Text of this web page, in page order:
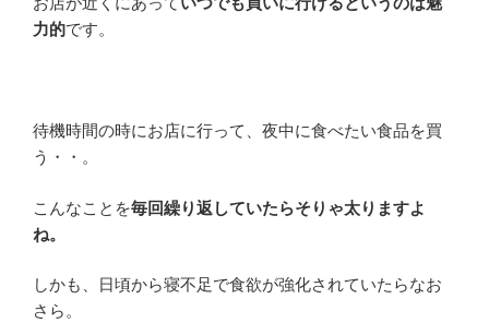
力的です。
待機時間の時にお店に行って、夜中に食べたい食品を買
う・・。
こんなことを毎回繰り返していたらそりゃ太りますよ
ね。
しかも、日頃から寝不足で食欲が強化されていたらなお
さら。